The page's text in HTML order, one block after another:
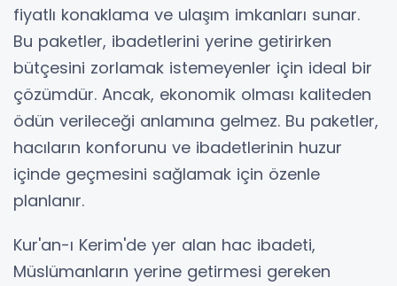
fiyatlı konaklama ve ulaşım imkanları sunar.
Bu paketler, ibadetlerini yerine getirirken
bütçesini zorlamak istemeyenler için ideal bir
çözümdür. Ancak, ekonomik olması kaliteden
ödün verileceği anlamına gelmez. Bu paketler,
hacıların konforunu ve ibadetlerinin huzur
içinde geçmesini sağlamak için özenle
planlanır.
Kur'an-ı Kerim'de yer alan hac ibadeti,
Müslümanların yerine getirmesi gereken